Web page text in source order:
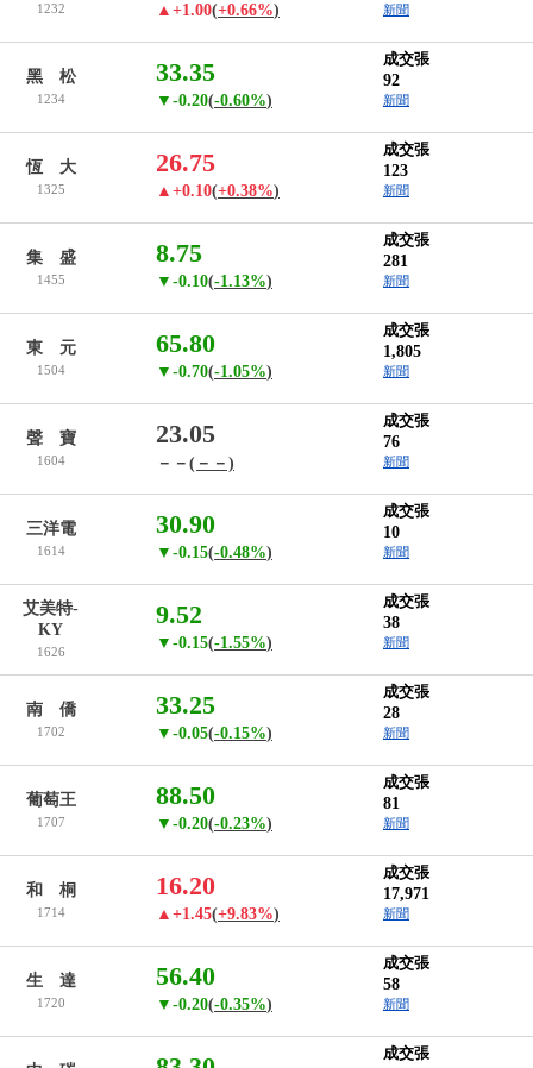
1232 ▲+1.00(+0.66%) 新聞
黑 松
1234
33.35
▼-0.20(-0.60%)
成交張
92
新聞
恆 大
1325
26.75
▲+0.10(+0.38%)
成交張
123
新聞
集 盛
1455
8.75
▼-0.10(-1.13%)
成交張
281
新聞
東 元
1504
65.80
▼-0.70(-1.05%)
成交張
1,805
新聞
聲 寶
1604
23.05
－－ (－－)
成交張
76
新聞
三洋電
1614
30.90
▼-0.15(-0.48%)
成交張
10
新聞
艾美特-
KY
1626
9.52
▼-0.15(-1.55%)
成交張
38
新聞
南 僑
1702
33.25
▼-0.05(-0.15%)
成交張
28
新聞
葡萄王
1707
88.50
▼-0.20(-0.23%)
成交張
81
新聞
和 桐
1714
16.20
▲+1.45(+9.83%)
成交張
17,971
新聞
生 達
1720
56.40
▼-0.20(-0.35%)
成交張
58
新聞
成交張